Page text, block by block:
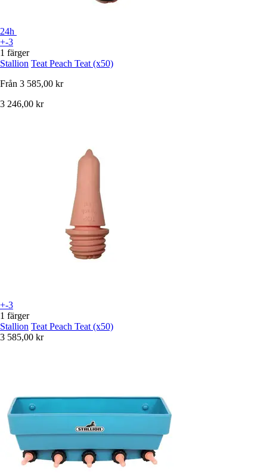
24h
+-3
1 färger
Stallion Teat Peach Teat (x50)
Från 3 585,00 kr
3 246,00 kr
+-3
1 färger
Stallion Teat Peach Teat (x50)
3 585,00 kr